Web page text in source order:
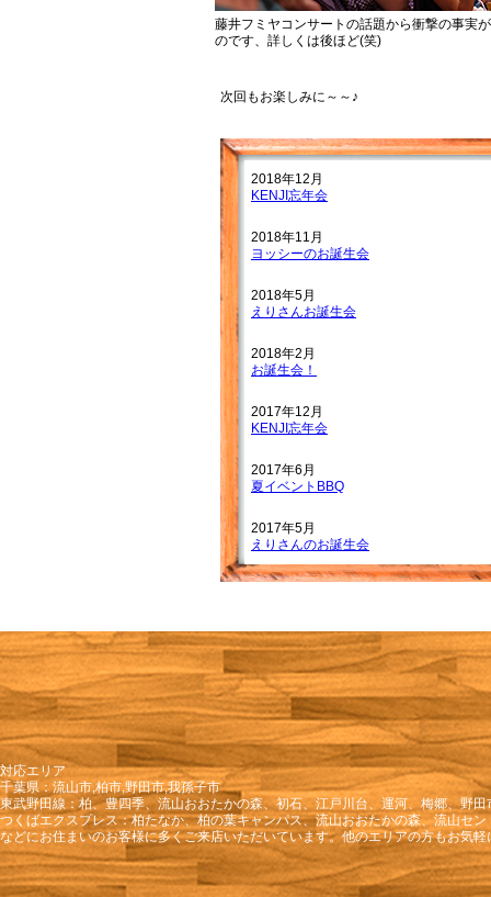
藤井フミヤコンサートの話題から衝撃の事実
のです、詳しくは後ほど(笑)
次回もお楽しみに～～♪
2018年12月
KENJI忘年会
2018年11月
ヨッシーのお誕生会
2018年5月
えりさんお誕生会
2018年2月
お誕生会！
2017年12月
KENJI忘年会
2017年6月
夏イベントBBQ
2017年5月
えりさんのお誕生会
2017年2月
2016年12月
忘年会
2016年10月
ヨッシーのお誕生日会
2016年8月
8月誕生会（2016年8月）
2016年7月
号外KENJIイベント 結婚記念！サプラ
2016年6月
守谷焼肉イベント！
対応エリア
千葉県：流山市,柏市,野田市,我孫子市
東武野田線：柏、豊四季、流山おおたかの森、初石、江戸川台、運河、梅郷、野田
つくばエクスプレス：柏たなか、柏の葉キャンパス、流山おおたかの森、流山セ
などにお住まいのお客様に多くご来店いただいています。他のエリアの方もお気